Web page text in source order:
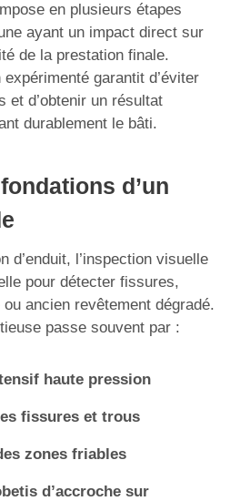
en plusieurs étapes
ayant un impact direct sur
de la prestation finale.
garantit d’éviter
et d’obtenir un résultat
durablement le bâti.
d’un
d’enduit, l’inspection visuelle
pour détecter fissures,
ou ancien revêtement dégradé.
passe souvent par :
haute pression
fissures et trous
zones friables
d’accroche sur